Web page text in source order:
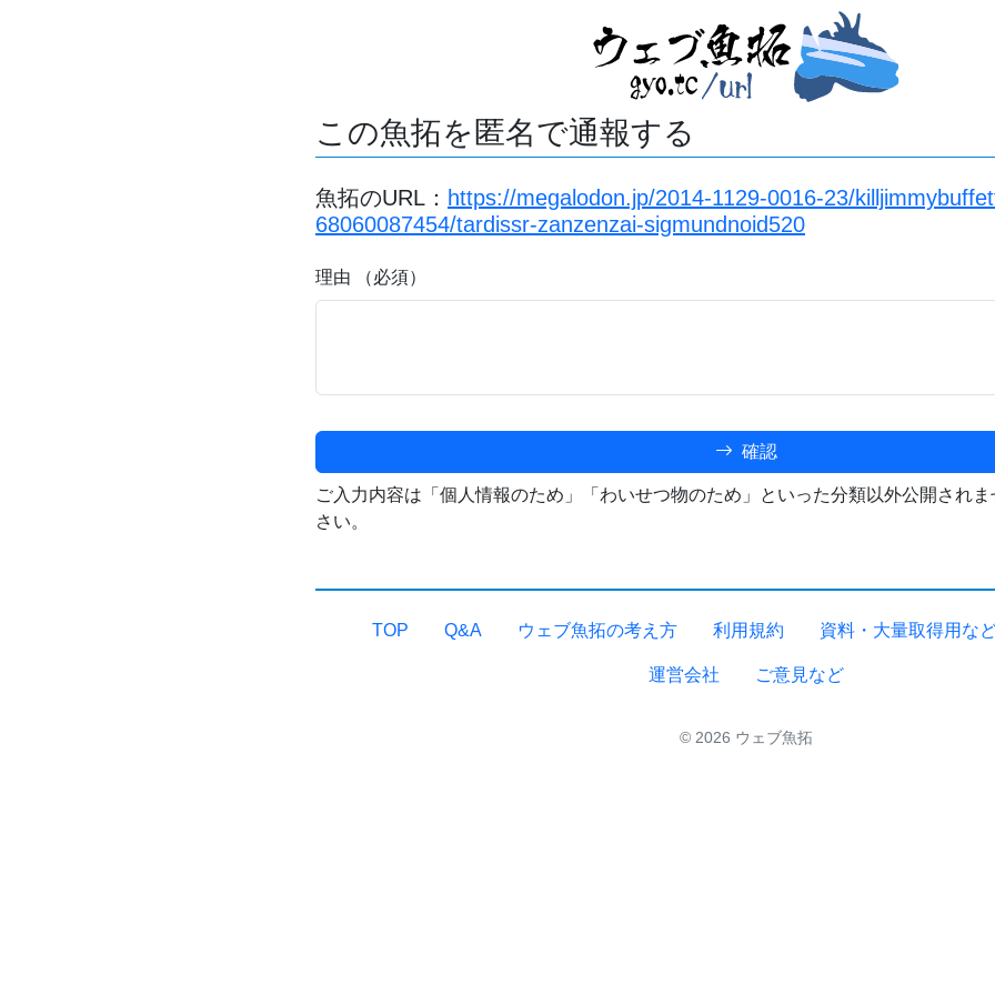
この魚拓を匿名で通報する
魚拓のURL： https://megalodon.jp/2014-1129-0016-23/
68060087454/tardissr-zanzenzai-sigmundnoid520
理由 （必須）
確認
ご入力内容は「個人情報のため」「わいせつ物のため」といった分類以外公開され
さい。
TOP Q&A ウェブ魚拓の考え方 利用規約 資料・大量取得用な
運営会社 ご意見など
© 2026 ウェブ魚拓